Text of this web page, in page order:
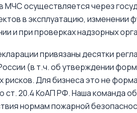
МЧС осуществляется через
в эксплуатацию, изменении
и при проверках надзорных
привязаны десятки
(в т.ч. об утверждении
Для бизнеса это не
ст. 20.4 КоАП РФ. Наша команда
нормам пожарной